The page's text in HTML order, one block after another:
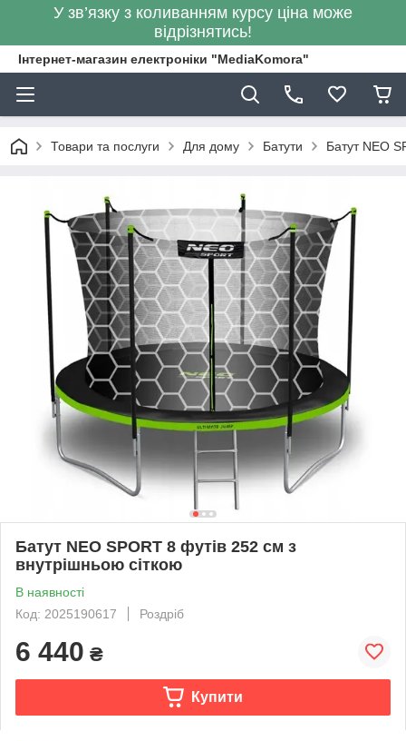
У зв’язку з коливанням курсу ціна може
відрізнятись!
Інтернет-магазин електроніки "MediaKomora"
Товари та послуги Для дому Батути Батут NEO
Батут NEO SPORT 8 футів 252 см з
внутрішньою сіткою
В наявності
Код: 2025190617
Роздріб
6 440 ₴
Купити